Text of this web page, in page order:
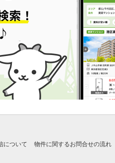
について 物件に関するお問合せの流れ